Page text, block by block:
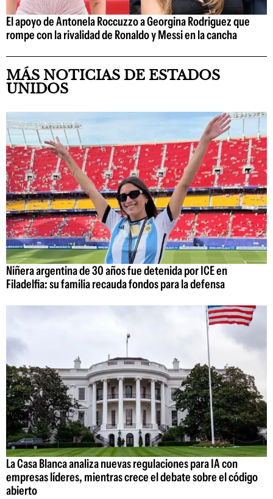
El apoyo de Antonela Roccuzzo a Georgina Rodriguez que
rompe con la rivalidad de Ronaldo y Messi en la cancha
MÁS NOTICIAS DE ESTADOS
UNIDOS
Niñera argentina de 30 años fue detenida por ICE en
Filadelfia: su familia recauda fondos para la defensa
La Casa Blanca analiza nuevas regulaciones para IA con
empresas líderes, mientras crece el debate sobre el código
abierto